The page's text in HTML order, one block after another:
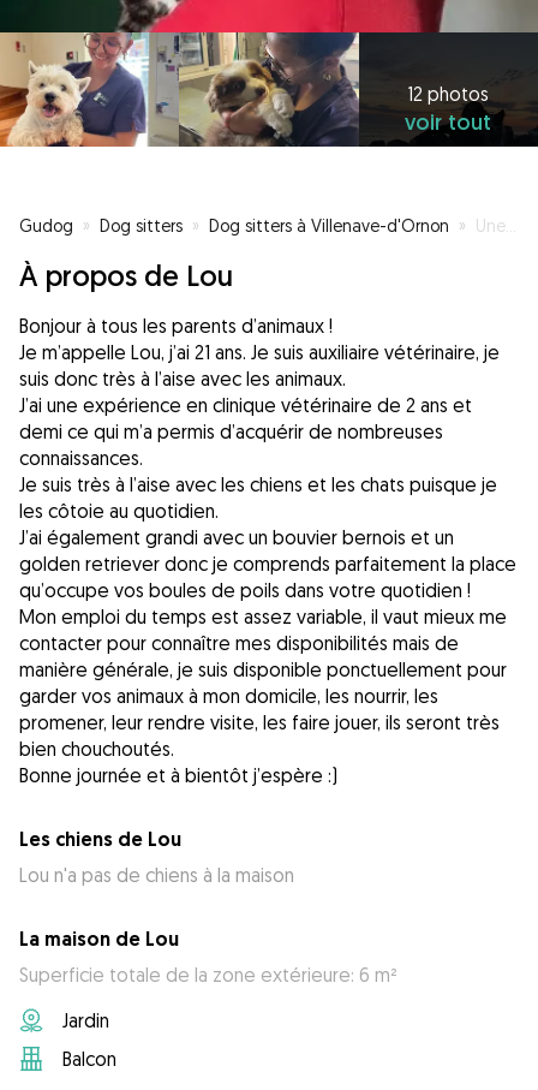
12 photos
voir tout
Gudog » Dog sitters » Dog sitters à Villenave-d'Ornon » Une garde pleine d’amour pour vos toutous
À propos de Lou
Bonjour à tous les parents d’animaux !
Je m’appelle Lou, j’ai 21 ans. Je suis auxiliaire vétérinaire, je
suis donc très à l’aise avec les animaux.
J’ai une expérience en clinique vétérinaire de 2 ans et
demi ce qui m’a permis d’acquérir de nombreuses
connaissances.
Je suis très à l’aise avec les chiens et les chats puisque je
les côtoie au quotidien.
J’ai également grandi avec un bouvier bernois et un
golden retriever donc je comprends parfaitement la place
qu’occupe vos boules de poils dans votre quotidien !
Mon emploi du temps est assez variable, il vaut mieux me
contacter pour connaître mes disponibilités mais de
manière générale, je suis disponible ponctuellement pour
garder vos animaux à mon domicile, les nourrir, les
promener, leur rendre visite, les faire jouer, ils seront très
bien chouchoutés.
Bonne journée et à bientôt j’espère :)
Les chiens de Lou
Lou n'a pas de chiens à la maison
La maison de Lou
Superficie totale de la zone extérieure: 6 m²
Jardin
Balcon